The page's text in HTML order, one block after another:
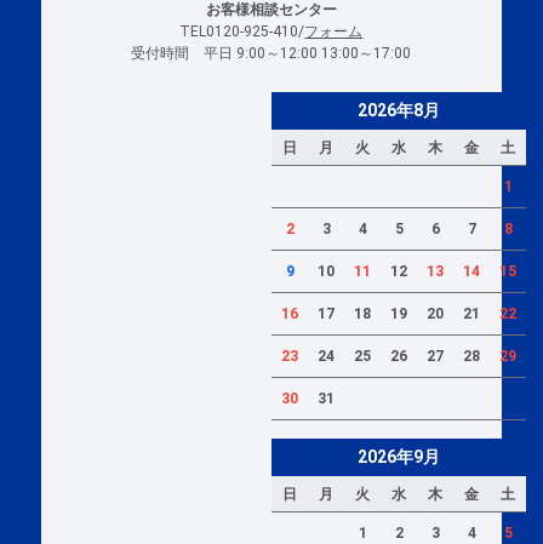
お客様相談センター
TEL0120-925-410/フォーム
受付時間 平日 9:00～12:00 13:00～17:00
2026年8月
日 月 火 水 木 金 土
1
2 3 4 5 6 7 8
9 10 11 12 13 14 15
16 17 18 19 20 21 22
23 24 25 26 27 28 29
30 31
2026年9月
日 月 火 水 木 金 土
1 2 3 4 5